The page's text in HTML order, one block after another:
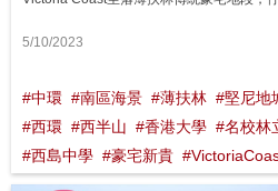
5/10/2023
#中環 #南區海景 #薄扶林 #堅尼地
#西環 #西半山 #香港大學 #名校林
#西島中學 #豪宅新貴